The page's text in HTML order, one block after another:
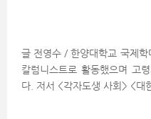
글 전영수 / 한양대학교 국제학
칼럼니스트로 활동했으며 고
다. 저서 <각자도생 사회> <대